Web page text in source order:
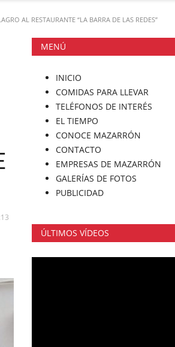
AL RESTAURANTE “LA BARRA DE LAS REDES”
MENÚ
INICIO
COMIDAS PARA LLEVAR
TELÉFONOS DE INTERÉS
EL TIEMPO
CONOCE MAZARRÓN
CONTACTO
EMPRESAS DE MAZARRÓN
GALERÍAS DE FOTOS
PUBLICIDAD
ÚLTIMOS VÍDEOS